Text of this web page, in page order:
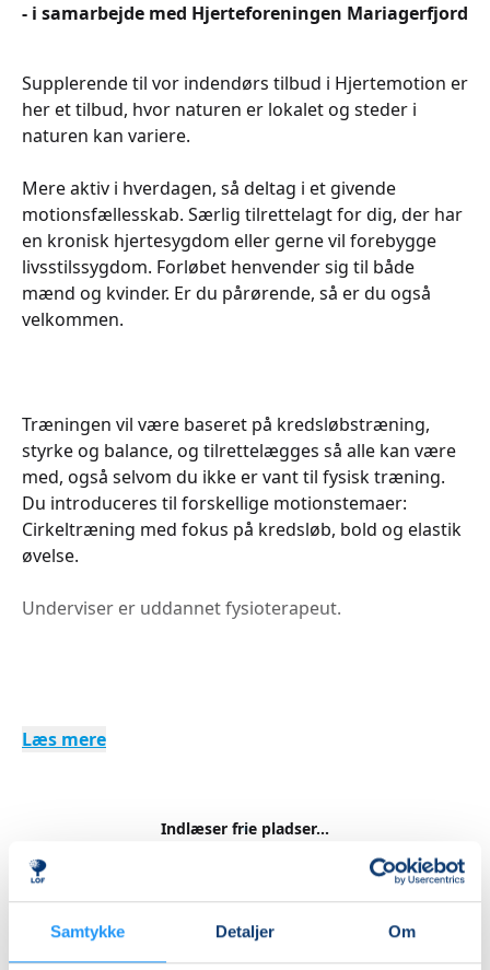
Samtykke Detaljer Om
- i samarbejde med Hjerteforeningen Mariagerfjord
Supplerende til vor indendørs tilbud i Hjertemotion er
her et tilbud, hvor naturen er lokalet og steder i
naturen kan variere.
Mere aktiv i hverdagen, så deltag i et givende
motionsfællesskab. Særlig tilrettelagt for dig, der har
en kronisk hjertesygdom eller gerne vil forebygge
livsstilssygdom. Forløbet henvender sig til både
mænd og kvinder. Er du pårørende, så er du også
velkommen.
Træningen vil være baseret på kredsløbstræning,
styrke og balance, og tilrettelægges så alle kan være
med, også selvom du ikke er vant til fysisk træning.
Du introduceres til forskellige motionstemaer:
Cirkeltræning med fokus på kredsløb, bold og elastik
øvelse.
Underviser er uddannet fysioterapeut.
Læs mere
Indlæser frie pladser...
Betal med